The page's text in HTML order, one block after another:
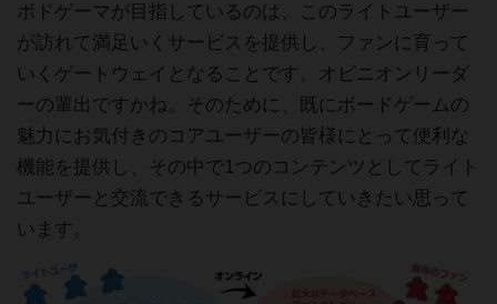
ボドゲーマが目指しているのは、このライトユーザー
が訪れて満足いくサービスを提供し、ファンに育って
いくゲートウェイとなることです。オピニオンリーダ
ーの輩出ですかね。そのために、既にボードゲームの
魅力にお気付きのコアユーザーの皆様にとって便利な
機能を提供し、その中で1つのコンテンツとしてライト
ユーザーと交流できるサービスにしていきたい思って
います。